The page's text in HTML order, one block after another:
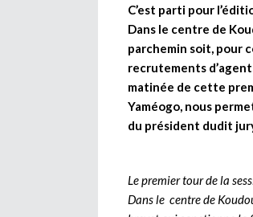
C’est parti pour
Dans le centre de
parchemin soit, pour
recrutements
matinée de cette
Yaméogo, nous
du président dudit
Le premier tour de la
Dans le centre de